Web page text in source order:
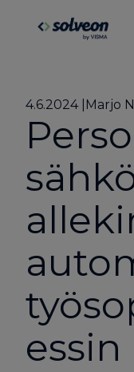
4.6.2024 Marjo
essin